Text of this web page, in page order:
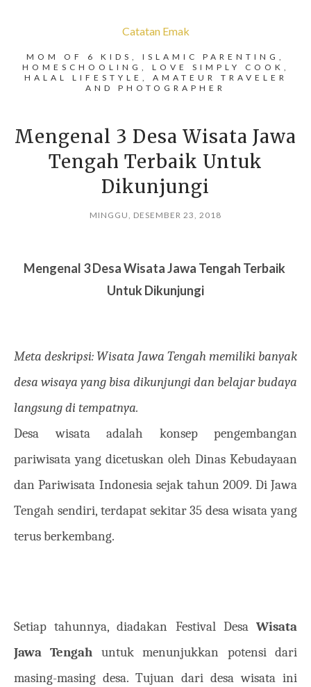
Catatan Emak
MOM OF 6 KIDS, ISLAMIC PARENTING,
HOMESCHOOLING, LOVE SIMPLY COOK,
HALAL LIFESTYLE, AMATEUR TRAVELER
AND PHOTOGRAPHER
Mengenal 3 Desa Wisata Jawa
Tengah Terbaik Untuk
Dikunjungi
MINGGU, DESEMBER 23, 2018
Mengenal 3 Desa Wisata Jawa Tengah Terbaik
Untuk Dikunjungi
Meta deskripsi: Wisata Jawa Tengah memiliki banyak
desa wisaya yang bisa dikunjungi dan belajar budaya
langsung di tempatnya.
Desa wisata adalah konsep pengembangan
pariwisata yang dicetuskan oleh Dinas Kebudayaan
dan Pariwisata Indonesia sejak tahun 2009. Di Jawa
Tengah sendiri, terdapat sekitar 35 desa wisata yang
terus berkembang.
Setiap tahunnya, diadakan Festival Desa Wisata
Jawa Tengah untuk menunjukkan potensi dari
masing-masing desa. Tujuan dari desa wisata ini